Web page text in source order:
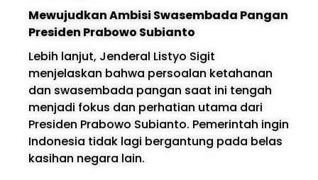
Mewujudkan Ambisi Swasembada Pangan
Presiden Prabowo Subianto
Lebih lanjut, Jenderal Listyo Sigit
menjelaskan bahwa persoalan ketahanan
dan swasembada pangan saat ini tengah
menjadi fokus dan perhatian utama dari
Presiden Prabowo Subianto. Pemerintah ingin
Indonesia tidak lagi bergantung pada belas
kasihan negara lain.